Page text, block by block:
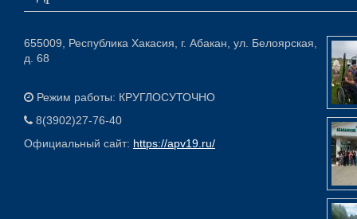
655009, Республика Хакасия, г. Абакан, ул. Белоярская,
д. 68
Режим работы: КРУГЛОСУТОЧНО
8(3902)27-76-40
Официальный сайт: https://apv19.ru/